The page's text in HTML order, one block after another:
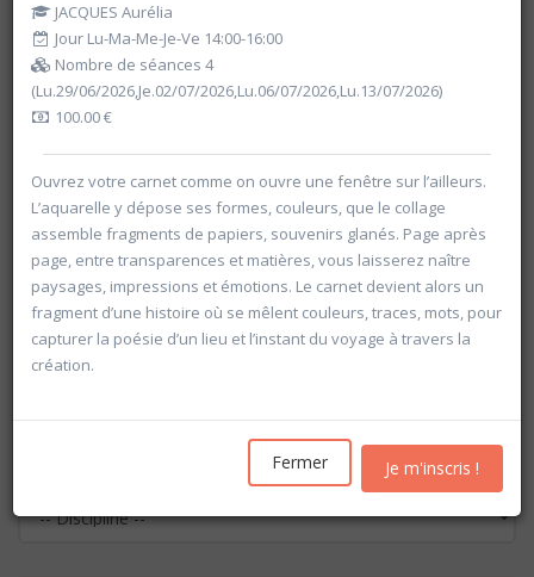
Recherche par critères
JACQUES Aurélia
Jour Lu-Ma-Me-Je-Ve 14:00-16:00
Nombre de séances 4
(Lu.29/06/2026,Je.02/07/2026,Lu.06/07/2026,Lu.13/07/2026)
100.00 €
Ouvrez votre carnet comme on ouvre une fenêtre sur l’ailleurs.
L’aquarelle y dépose ses formes, couleurs, que le collage
assemble fragments de papiers, souvenirs glanés. Page après
page, entre transparences et matières, vous laisserez naître
paysages, impressions et émotions. Le carnet devient alors un
fragment d’une histoire où se mêlent couleurs, traces, mots, pour
capturer la poésie d’un lieu et l’instant du voyage à travers la
création.
Fermer Je m'inscris !